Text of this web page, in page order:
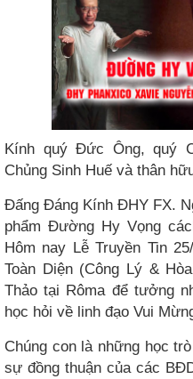
Kính quý Đức Ông, quý
Chủng Sinh Huế và thân
Đấng Đáng Kính ĐHY FX.
phẩm Đường Hy Vọng
Hôm nay Lễ Truyền Tin
Toàn Diện (Công Lý &
Thảo tại Rôma để tưởng
học hỏi về linh đạo Vui
Chúng con là những học
sự đồng thuận của các